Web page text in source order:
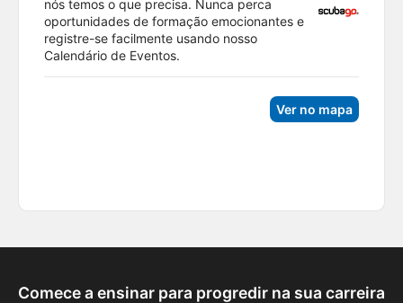
nós temos o que precisa. Nunca perca
oportunidades de formação emocionantes e
registre-se facilmente usando nosso
Calendário de Eventos.
Ver no mapa
Comece a ensinar para progredir na sua carreira